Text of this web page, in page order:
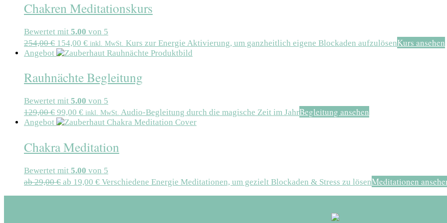
Chakren Meditationskurs
Bewertet mit 5.00 von 5
254,00€ 154,00 € inkl. MwSt. Kurs zur Energie Aktivierung, um ganzheitlich eigene Blockaden aufzulösenKurs ansehen
Angebot
Rauhnächte Begleitung
Bewertet mit 5.00 von 5
129,00€ 99,00 € inkl. MwSt. Audio-Begleitung durch die magische Zeit im JahrBegleitung ansehen
Angebot
Chakra Meditation
Bewertet mit 5.00 von 5
ab29,00€ ab 19,00 € Verschiedene Energie Meditationen, um gezielt Blockaden & Stress zu lösenMeditationen